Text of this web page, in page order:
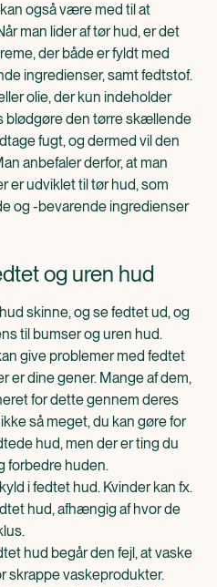
også være med til at
man lider af tør hud, er det
der både er fyldt med
ingredienser, samt fedtstof.
olie, der kun indeholder
blødgøre den tørre skællende
fugt, og dermed vil den
anbefaler derfor, at man
er udviklet til tør hud, som
og -bevarende ingredienser
og uren hud
skinne, og se fedtet ud, og
til bumser og uren hud.
give problemer med fedtet
er dine gener. Mange af dem,
for dette gennem deres
så meget, du kan gøre for
hud, men der er ting du
forbedre huden.
i fedtet hud. Kvinder kan fx.
hud, afhængig af hvor de
hud begår den fejl, at vaske
skrappe vaskeprodukter.